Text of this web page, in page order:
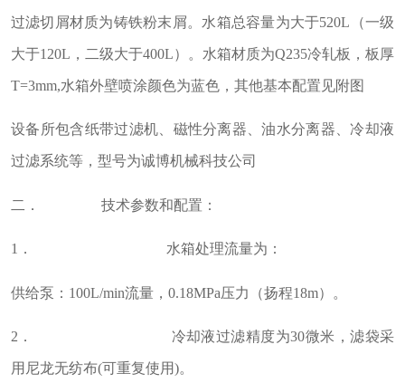
过滤切屑材质为铸铁粉末屑。水箱总容量为大于520L（一级
大于120L，二级大于400L）。水箱材质为Q235冷轧板，板厚
T=3mm,水箱外壁喷涂颜色为蓝色，其他基本配置见附图
设备所包含纸带过滤机、磁性分离器、油水分离器、冷却液
过滤系统等，型号为诚博机械科技公司
二． 技术参数和配置：
1． 水箱处理流量为：
供给泵：100L/min流量，0.18MPa压力（扬程18m）。
2． 冷却液过滤精度为30微米，滤袋采
用尼龙无纺布(可重复使用)。